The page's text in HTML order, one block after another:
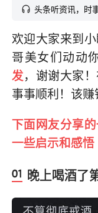
头条听资讯，时
欢迎大家来到
哥美女们动动
发，谢谢大家
事事顺利！该赚
下面网友分享
一些启示和感悟
晚上喝酒了